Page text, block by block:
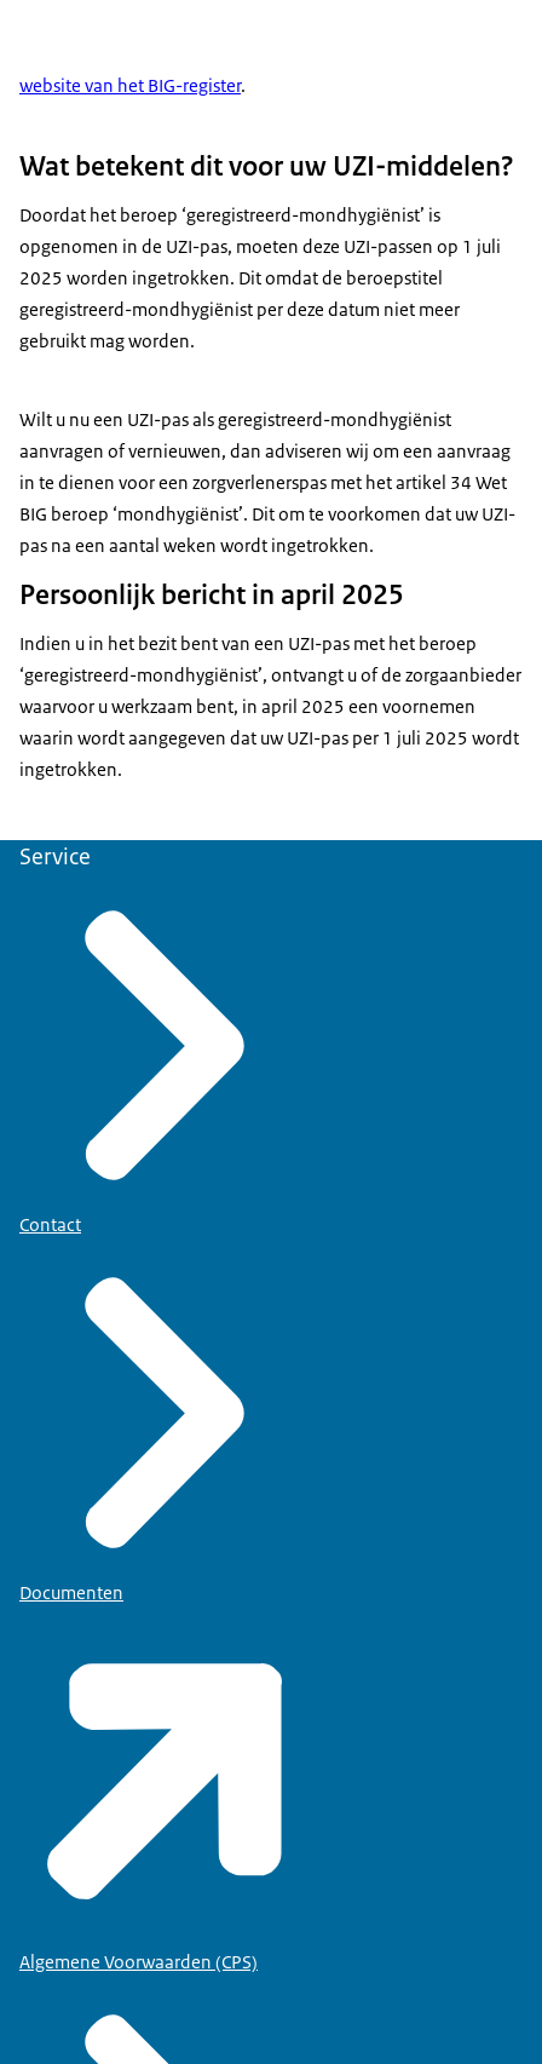
website van het BIG-register.
Wat betekent dit voor uw UZI-middelen?
Doordat het beroep ‘geregistreerd-mondhygiënist’ is
opgenomen in de UZI-pas, moeten deze UZI-passen op 1 juli
2025 worden ingetrokken. Dit omdat de beroepstitel
geregistreerd-mondhygiënist per deze datum niet meer
gebruikt mag worden.
Wilt u nu een UZI-pas als geregistreerd-mondhygiënist
aanvragen of vernieuwen, dan adviseren wij om een aanvraag
in te dienen voor een zorgverlenerspas met het artikel 34 Wet
BIG beroep ‘mondhygiënist’. Dit om te voorkomen dat uw UZI-
pas na een aantal weken wordt ingetrokken.
Persoonlijk bericht in april 2025
Indien u in het bezit bent van een UZI-pas met het beroep
‘geregistreerd-mondhygiënist’, ontvangt u of de zorgaanbieder
waarvoor u werkzaam bent, in april 2025 een voornemen
waarin wordt aangegeven dat uw UZI-pas per 1 juli 2025 wordt
ingetrokken.
Service
Contact
Documenten
Algemene Voorwaarden (CPS)